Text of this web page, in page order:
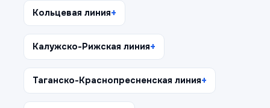
Кольцевая линия
Калужско-Рижская линия
Таганско-Краснопресненская линия